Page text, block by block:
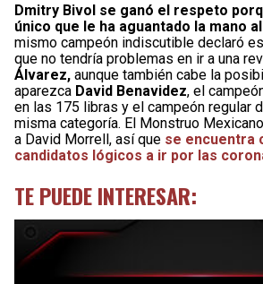
Dmitry Bivol se ganó el respeto
único que le ha aguantado la mano
mismo campeón indiscutible declaró
que no tendría problemas en ir a una
Álvarez, aunque también cabe la
aparezca David Benavidez, el
en las 175 libras y el campeón regular
misma categoría. El Monstruo
a David Morrell, así que se encuentra
candidatos lógicos a ir por las
TE PUEDE INTERESAR: